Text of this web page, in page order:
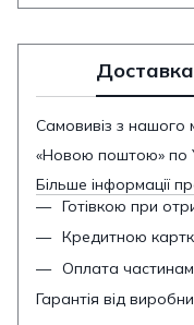
Доставка
Самовивіз з
«Новою поштою» по
Більше інформації
Готівкою при
Кредитною
Оплата
Гарантія від